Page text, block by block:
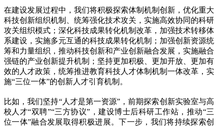
在建设发展过程中，我们将积极探索体制机制创新，优化重大
科技创新组织机制、统筹强化技术攻关，实施高效协同的科研
攻关组织模式；深化科技成果转化机制改革，加强技术转移体
系建设，实施多元互通的科技成果转化机制；加强创新资源统
筹和力量组织，推动科技创新和产业创新融合发展，实施融合
强链的产业创新提升机制；坚持更加积极、更加开放、更加有
效的人才政策，统筹推进教育科技人才体制机制一体改革，实
施“三位一体”的创新人才引育机制。
比如，我们坚持“人才是第一资源”，前期探索创新实验室与高
校人才“双聘”“三方协议”，建设博士后科研工作站，推动“三
位一体”融合发展取得积极进展。下一步，我们将持续探索创